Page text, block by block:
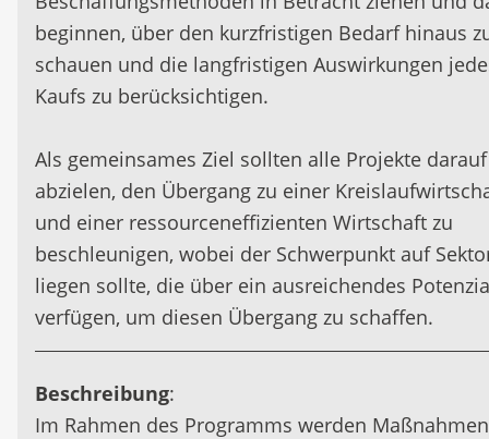
beginnen, über den kurzfristigen Bedarf hinaus
schauen und die langfristigen Auswirkungen
Kaufs zu berücksichtigen.
Als gemeinsames Ziel sollten alle Projekte darauf
abzielen, den Übergang zu einer
und einer ressourceneffizienten Wirtschaft zu
beschleunigen, wobei der Schwerpunkt auf
liegen sollte, die über ein ausreichendes
verfügen, um diesen Übergang zu schaffen.
Beschreibung:
Im Rahmen des Programms werden